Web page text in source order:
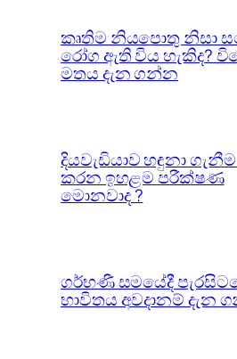
කෘතිම නියපොතු නිසා
රෝග ඇති විය හැකිද?
මතය දැන ගන්න
දියවැඩියාව හඳුනා ගැනීම
කරන ඉහළම පරීක්ෂණ
මොනවාද ?
ගර්භණී සමයේදී
භාවිතය අවදානම් දැන